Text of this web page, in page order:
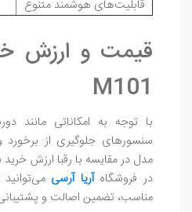
قابلیت‌های هوشمند متنوع
قیمت و ارزش
M101
سنسورهای جلوگیری از
مدل در مقایسه با رقبا ارزش خرید
در فروشگاهآریا آرسی
مناسب، تضمین اصالت و